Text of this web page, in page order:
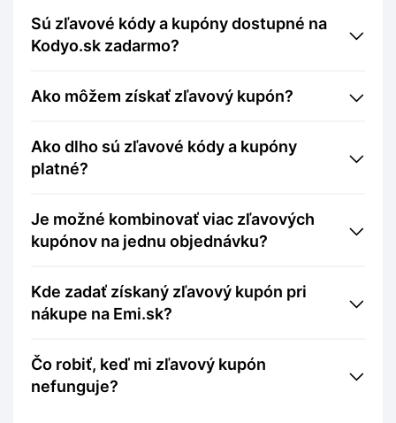
Sú zľavové kódy a kupóny dostupné na
Kodyo.sk zadarmo?
Ako môžem získať zľavový kupón?
Ako dlho sú zľavové kódy a kupóny
platné?
Je možné kombinovať viac zľavových
kupónov na jednu objednávku?
Kde zadať získaný zľavový kupón pri
nákupe na Emi.sk?
Čo robiť, keď mi zľavový kupón
nefunguje?